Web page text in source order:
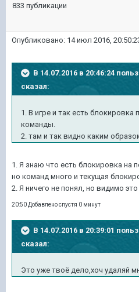
833 публикации
Опубликовано: 14 июл 2016,
В 14.07.2016 в 20:46:24
сказал:
1. В игре и так есть блокировка
команды.
2. там и так видно каким
1. Я знаю что есть блокировка на
но команд много и текущая
2. Я ничего не понял, но видимо
20:50 Добавлено спустя 0 минут
В 14.07.2016 в 20:39:01
сказал:
Это уже твоё дело,хоч удаляй